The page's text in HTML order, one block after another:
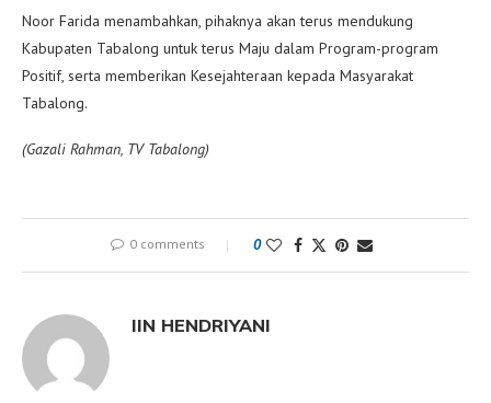
Noor Farida menambahkan, pihaknya akan terus mendukung
Kabupaten Tabalong untuk terus Maju dalam Program-program
Positif, serta memberikan Kesejahteraan kepada Masyarakat
Tabalong.
(Gazali Rahman, TV Tabalong)
0 comments 0
IIN HENDRIYANI